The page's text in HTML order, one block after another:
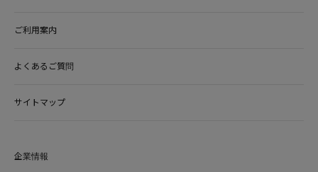
ご利用案内
よくあるご質問
サイトマップ
企業情報